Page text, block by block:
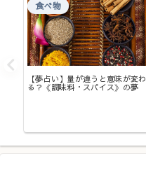
食べ物
【夢占い】量が違うと意味が変わ
る？《調味料・スパイス》の夢